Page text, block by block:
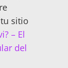
sitio
– El
del